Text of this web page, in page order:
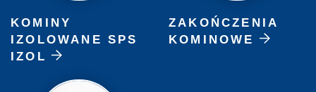
KOMINY
IZOLOWANE SPS
IZOL
ZAKOŃCZENIA
KOMINOWE